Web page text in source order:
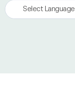
Select Language